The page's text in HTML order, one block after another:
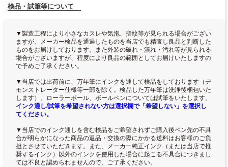
検品・試筆等について
▼製造工程により小さなカスレや気泡、指紋等が見られる場合がござい
ますが、メーカー検品を通過したものを当店でも精査し良品と判断した
ものをお届けしております。また外装の破れ・潰れ・汚れ等が見られる
場合がございますが、程度により良品の範囲としてお届けいたしますの
で予めご了承ください。
▼当店では出荷前に、万年筆にインクを通して検品をしております（デ
モンストレーター仕様等一部を除く。検品した万年筆は洗浄後梱包いた
します）。ローラーボール、ボールペンについては試筆をいたします。
インク通し/試筆を希望されない方は選択欄で「希望しない」を選択し
てください。
▼当店でのインク通しを含む検品をご希望されずご購入後ペン先の不具
合が明らかになった商品の返品・交換の際にかかる送料はお客様のご負
担とさせていただきます。また、メーカー純正インク（または当店で推
奨するインク）以外のインクを使用した場合に起こる不具合につきまし
ては不良と認められませんので、ご了承ください。